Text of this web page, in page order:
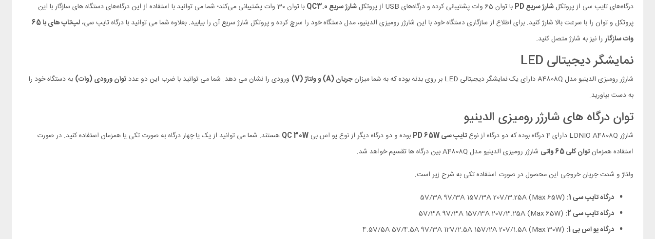
درگاه‌های تایپ سی از پروتکلشارژ سریع PD با توان 65 وات پشتیبانی کرده و درگاه‌های USB از پروتکل شارژ سریع QC3.0
با توان 30 وات پشتیبانی می‌کند؛ شما می توانید با استفاده از این درگاه‌های دستگاه های سازگار با این
پروتکل و توان را با سرعت بالا شارژ کنید. برای اطلاع از سازگاری دستگاه خود با این شارژر رومیزی الدینیو، مدل دستگاه خود را سرچ کرده و پروتکل شارژ سریع آن را بیابید. بعلاوه شما می توانید با درگاه تایپ سی،
لپ‌تاپ های با 65
وات سازگار را نیز به شارژ متصل کنید.
نمایشگر دیجیتالی LED
شارژر رومیزی الدینیو مدل A4808Q دارای یک نمایشگر دیجیتالی LED بر روی بدنه بوده که به شما میزان جریان (A) و ولتاژ (V) ورودی را نشان می دهد. شما می توانید با ضرب این دو عددتوان ورودی (وات) به دستگاه خود را
به دست بیاورید.
توان درگاه های شارژر رومیزی الدینیو
شارژر LDNIO A4808Q دارای 4 درگاه بوده که دو درگاه از نوع تایپ سی PD 65W بوده و دو درگاه دیگر از نوع یو اس بیQC 30W هستند. شما می توانید از یک یا چهار درگاه به صورت تکی یا همزمان استفاده کنید. در صورت
استفاده همزمانتوان کلی 65 واتی
شارژر رومیزی الدینیو مدل A4808Q بین درگاه ها تقسیم خواهد شد.
ولتاژ و شدت جریان خروجی این محصول در صورت استفاده تکی به شرح زیر است:
درگاه تایپ سی 1:
(Max 65W) 5V/3A 9V/3A 15V/3A 20V/3.25A
درگاه تایپ سی 2:
(Max 65W) 5V/3A 9V/3A 15V/3A 20V/3.25A
درگاه یو اس بی 1:
(Max 30W) 4.5V/5A 5V/4.5A 9V/3A 12V/2.5A 15V/2A 20V/1.5A